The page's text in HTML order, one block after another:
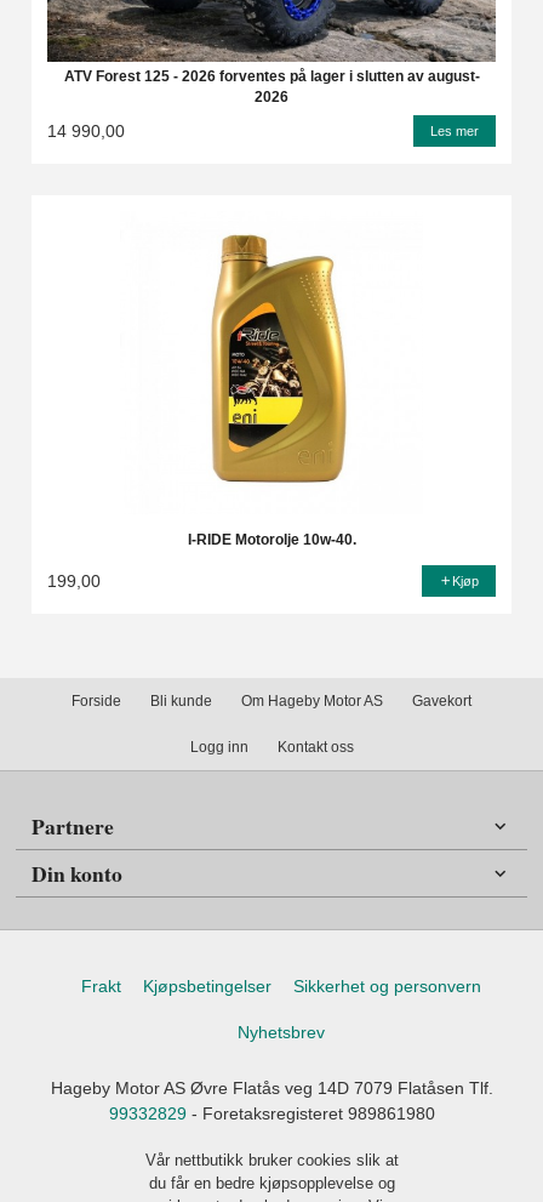
ATV Forest 125 - 2026 forventes på lager i slutten av august-
2026
14 990,00 Les mer
I-RIDE Motorolje 10w-40.
199,00 Kjøp
Forside Bli kunde Om Hageby Motor AS Gavekort
Logg inn Kontakt oss
Partnere
Din konto
Frakt Kjøpsbetingelser Sikkerhet og personvern
Nyhetsbrev
Hageby Motor AS Øvre Flatås veg 14D 7079 Flatåsen Tlf.
99332829- Foretaksregisteret 989861980
Vår nettbutikk bruker cookies slik at
du får en bedre kjøpsopplevelse og